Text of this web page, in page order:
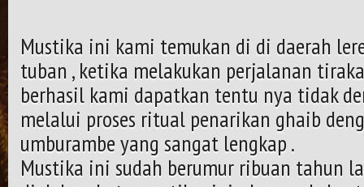
Mustika ini kami temukan di di daerah
tuban , ketika melakukan perjalanan
berhasil kami dapatkan tentu nya tidak
melalui proses ritual penarikan ghaib
umburambe yang sangat lengkap .
Mustika ini sudah berumur ribuan tahun